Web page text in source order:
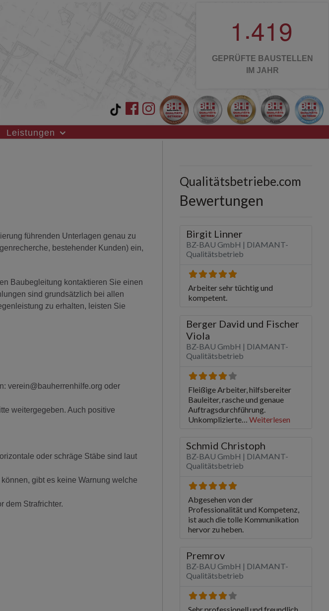
1 .419
GEPRÜFTE BAUSTELLEN
IM JAHR
Leistungen
führenden Unterlagen genau zu
bestehender Kunden) ein,
Baubegleitung kontaktieren Sie einen
sind grundsätzlich bei allen
zu erhalten, leisten Sie
verein@bauherrenhilfe.org oder
weitergegeben. Auch positive
oder schräge Stäbe sind laut
gibt es keine Warnung welche
dem Strafrichter.